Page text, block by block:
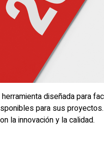
diseñada para
para sus
la innovación y la calidad.